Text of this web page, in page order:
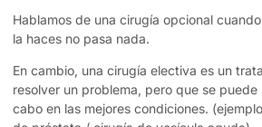
Hablamos de una cirugía opcional
la haces no pasa nada.
En cambio, una cirugía electiva es un
resolver un problema, pero que se
cabo en las mejores condiciones.